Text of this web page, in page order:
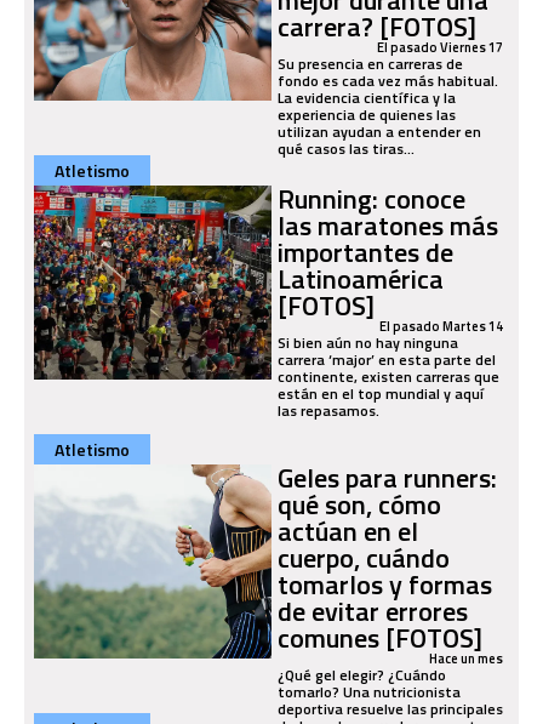
carrera? [FOTOS]
El pasado Viernes 17
Su presencia en carreras de
fondo es cada vez más habitual.
La evidencia científica y la
experiencia de quienes las
utilizan ayudan a entender en
qué casos las tiras...
Atletismo
Running: conoce
las maratones más
importantes de
Latinoamérica
[FOTOS] El pasado Martes 14
Si bien aún no hay ninguna
carrera ‘major’ en esta parte del
continente, existen carreras que
están en el top mundial y aquí
las repasamos.
Atletismo
Geles para runners:
qué son, cómo
actúan en el
cuerpo, cuándo
tomarlos y formas
de evitar errores
comunes [FOTOS]
Hace un mes
¿Qué gel elegir? ¿Cuándo
tomarlo? Una nutricionista
deportiva resuelve las principales